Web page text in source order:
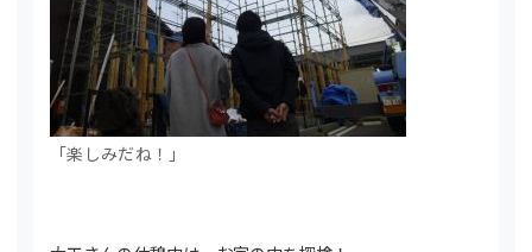
「楽しみだね！」